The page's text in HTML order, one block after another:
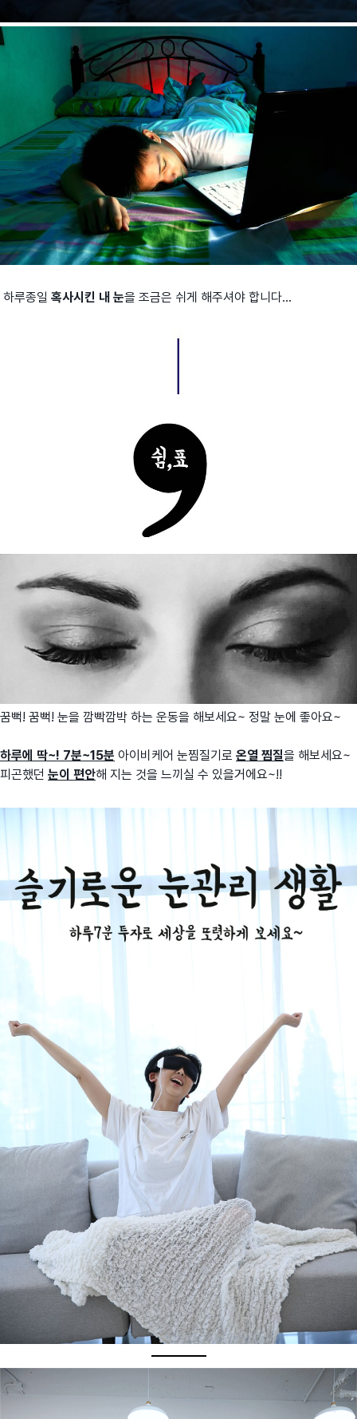
하루종일 혹사시킨 내 눈을 조금은 쉬게 해주셔야 합니다...
꿈뻑! 꿈뻑! 눈을 깜빡깜박 하는 운동을 해보세요~ 정말 눈에 좋아요~
하루에 딱~! 7분~15분 아이비케어 눈찜질기로 온열 찜질을 해보세요~
피곤했던 눈이 편안해 지는 것을 느끼실 수 있을거에요~!!